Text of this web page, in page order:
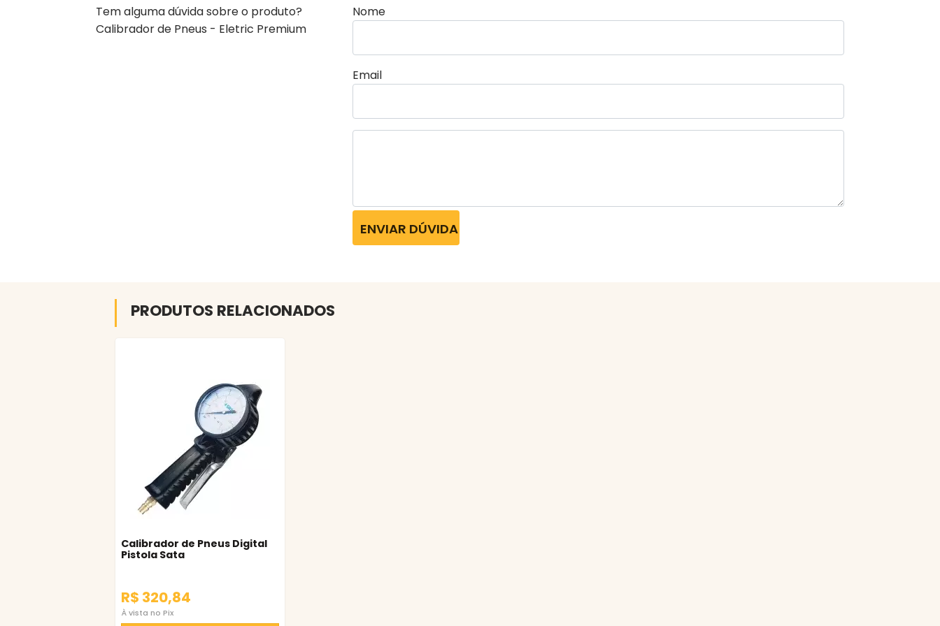
Tem alguma dúvida sobre o produto?
Calibrador de Pneus - Eletric Premium
Nome
Email
ENVIAR DÚVIDA
PRODUTOS RELACIONADOS
Calibrador de Pneus Digital
Pistola Sata
R$ 320,84
À vista no Pix